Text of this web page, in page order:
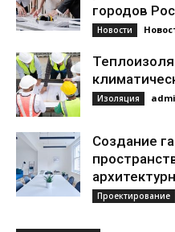
городов
Новости
Изоляция
Создание
Проектирование